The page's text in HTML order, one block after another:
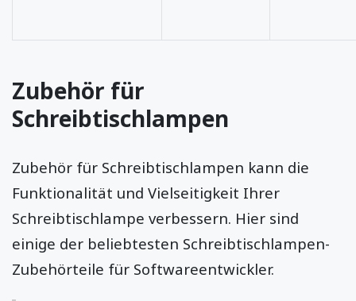
Zubehör für
Schreibtischlampen
Zubehör für Schreibtischlampen kann die
Funktionalität und Vielseitigkeit Ihrer
Schreibtischlampe verbessern. Hier sind
einige der beliebtesten Schreibtischlampen-
Zubehörteile für Softwareentwickler.